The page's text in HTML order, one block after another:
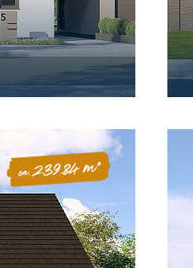
ca.239.84 m²